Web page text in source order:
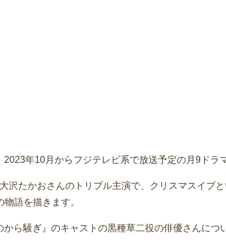
年10月からフジテレビ系で放送予定の月9ドラ
沢たかおさんのトリプル主演で、クリスマスイブ
語を描きます。
から騒ぎ』のキャストの黒種草二役の俳優さんにつ